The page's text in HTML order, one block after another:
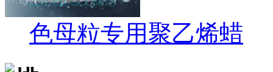
色母粒专用聚乙烯蜡